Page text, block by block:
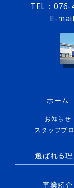
TEL： 076-
E-
ホーム
お知らせ
スタッフブ
選ばれる理
事業紹介